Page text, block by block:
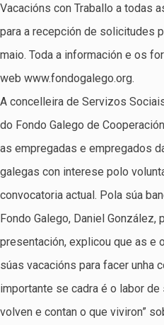
Vacacións con Traballo a todas
para a recepción de solicitudes
maio. Toda a información e os
web www.fondogalego.org.
A concelleira de Servizos
do Fondo Galego de
as empregadas e empregados
galegas con interese polo
convocatoria actual. Pola súa
Fondo Galego, Daniel González,
presentación, explicou que as e
súas vacacións para facer unha
importante se cadra é o labor
volven e contan o que viviron”